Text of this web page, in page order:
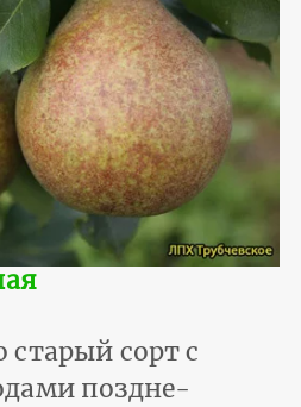
старый сорт с
поздне-